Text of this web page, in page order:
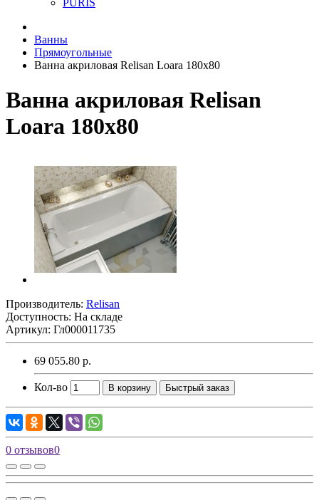
PURIS
Ванны
Прямоугольные
Ванна акриловая Relisan Loara 180x80
Ванна акриловая Relisan
Loara 180x80
Производитель: Relisan
Доступность: На складе
Артикул: Гл000011735
69 055.80 р.
Кол-во В корзину Быстрый заказ
0 отзывов0